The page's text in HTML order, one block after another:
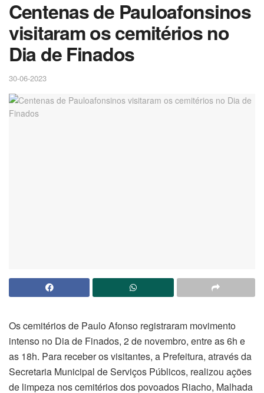
Centenas de Pauloafonsinos
visitaram os cemitérios no
Dia de Finados
30-06-2023
Os cemitérios de Paulo Afonso registraram movimento
intenso no Dia de Finados, 2 de novembro, entre as 6h e
as 18h. Para receber os visitantes, a Prefeitura, através da
Secretaria Municipal de Serviços Públicos, realizou ações
de limpeza nos cemitérios dos povoados Riacho, Malhada